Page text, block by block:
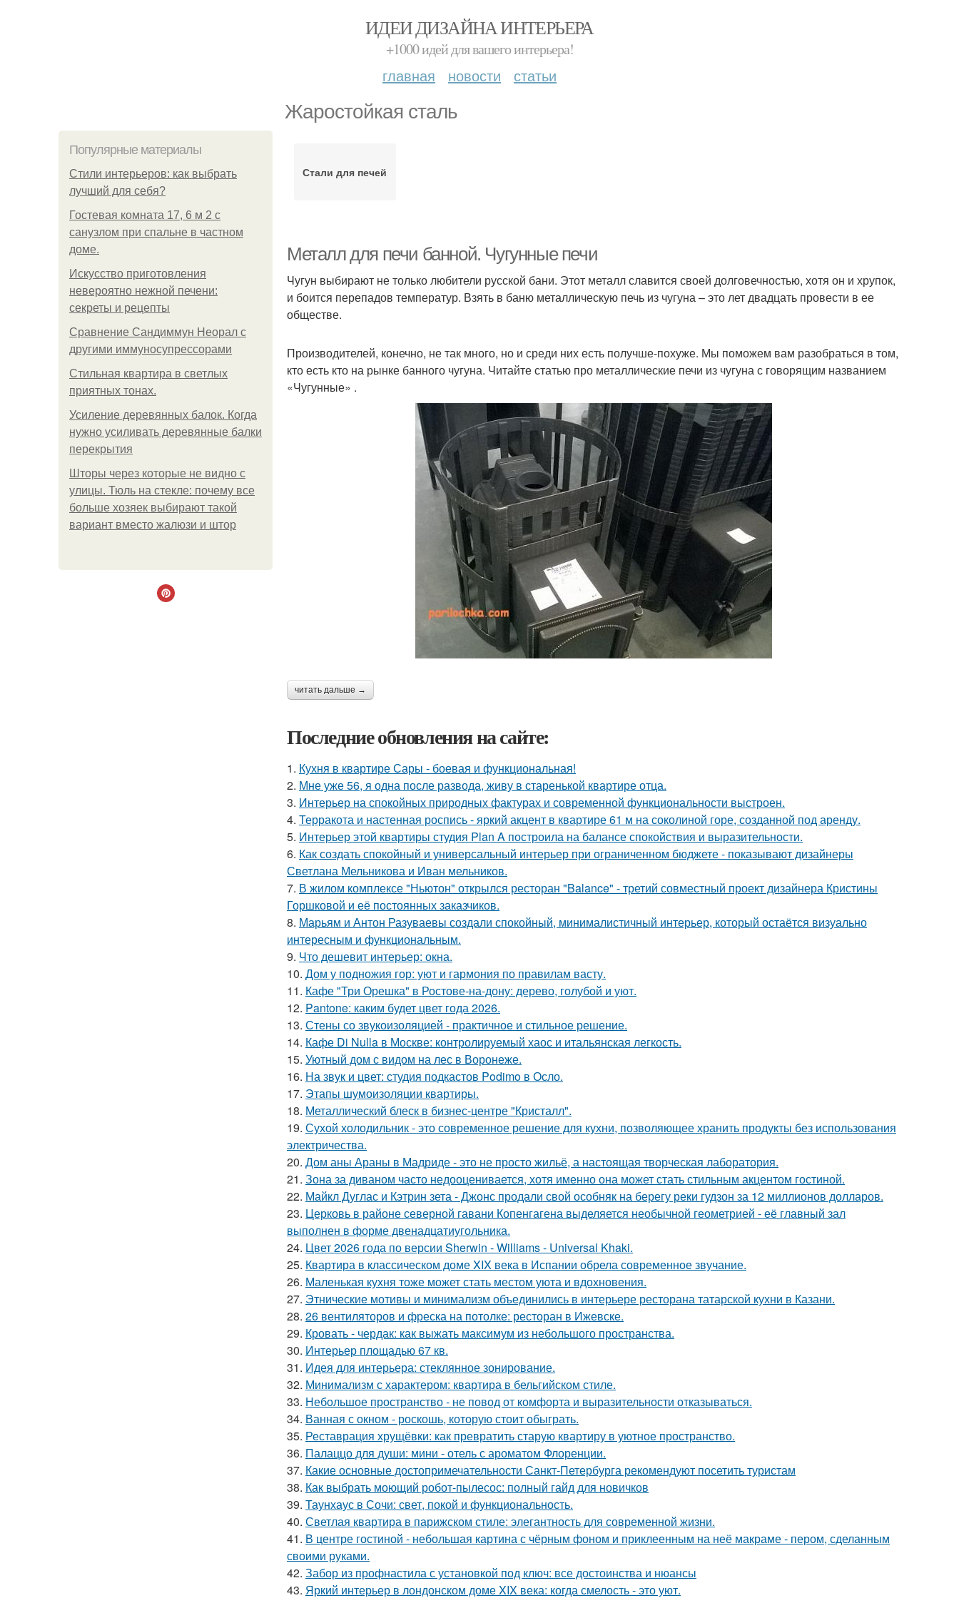
ИДЕИ ДИЗАЙНА ИНТЕРЬЕРА
+1000 идей для вашего интерьера!
главная новости статьи
Жаростойкая сталь
Популярные материалы
Стили интерьеров: как выбрать
лучший для себя?
Гостевая комната 17, 6 м 2 с
санузлом при спальне в частном
доме.
Искусство приготовления
невероятно нежной печени:
секреты и рецепты
Сравнение Сандиммун Неорал с
другими иммуносупрессорами
Стильная квартира в светлых
приятных тонах.
Усиление деревянных балок. Когда
нужно усиливать деревянные балки
перекрытия
Шторы через которые не видно с
улицы. Тюль на стекле: почему все
больше хозяек выбирают такой
вариант вместо жалюзи и штор
Стали для печей
Металл для печи банной. Чугунные печи
Чугун выбирают не только любители русской бани. Этот металл славится своей долговечностью, хотя он и хрупок,
и боится перепадов температур. Взять в баню металлическую печь из чугуна – это лет двадцать провести в ее
обществе.
Производителей, конечно, не так много, но и среди них есть получше-похуже. Мы поможем вам разобраться в том,
кто есть кто на рынке банного чугуна. Читайте статью про металлические печи из чугуна с говорящим названием
«Чугунные» .
читать дальше →
Последние обновления на сайте:
1. Кухня в квартире Сары - боевая и функциональная!
2. Мне уже 56, я одна после развода, живу в старенькой квартире отца.
3. Интерьер на спокойных природных фактурах и современной функциональности выстроен.
4. Терракота и настенная роспись - яркий акцент в квартире 61 м на соколиной горе, созданной под аренду.
5. Интерьер этой квартиры студия Plan A построила на балансе спокойствия и выразительности.
6. Как создать спокойный и универсальный интерьер при ограниченном бюджете - показывают дизайнеры
Светлана Мельникова и Иван мельников.
7. В жилом комплексе "Ньютон" открылся ресторан "Balance" - третий совместный проект дизайнера Кристины
Горшковой и её постоянных заказчиков.
8. Марьям и Антон Разуваевы создали спокойный, минималистичный интерьер, который остаётся визуально
интересным и функциональным.
9. Что дешевит интерьер: окна.
10. Дом у подножия гор: уют и гармония по правилам васту.
11. Кафе "Три Орешка" в Ростове-на-дону: дерево, голубой и уют.
12. Pantone: каким будет цвет года 2026.
13. Стены со звукоизоляцией - практичное и стильное решение.
14. Кафе Di Nulla в Москве: контролируемый хаос и итальянская легкость.
15. Уютный дом с видом на лес в Воронеже.
16. На звук и цвет: студия подкастов Podimo в Осло.
17. Этапы шумоизоляции квартиры.
18. Металлический блеск в бизнес-центре "Кристалл".
19. Сухой холодильник - это современное решение для кухни, позволяющее хранить продукты без использования
электричества.
20. Дом аны Араны в Мадриде - это не просто жильё, а настоящая творческая лаборатория.
21. Зона за диваном часто недооценивается, хотя именно она может стать стильным акцентом гостиной.
22. Майкл Дуглас и Кэтрин зета - Джонс продали свой особняк на берегу реки гудзон за 12 миллионов долларов.
23. Церковь в районе северной гавани Копенгагена выделяется необычной геометрией - её главный зал
выполнен в форме двенадцатиугольника.
24. Цвет 2026 года по версии Sherwin - Williams - Universal Khaki.
25. Квартира в классическом доме XIX века в Испании обрела современное звучание.
26. Маленькая кухня тоже может стать местом уюта и вдохновения.
27. Этнические мотивы и минимализм объединились в интерьере ресторана татарской кухни в Казани.
28. 26 вентиляторов и фреска на потолке: ресторан в Ижевске.
29. Кровать - чердак: как выжать максимум из небольшого пространства.
30. Интерьер площадью 67 кв.
31. Идея для интерьера: стеклянное зонирование.
32. Минимализм с характером: квартира в бельгийском стиле.
33. Небольшое пространство - не повод от комфорта и выразительности отказываться.
34. Ванная с окном - роскошь, которую стоит обыграть.
35. Реставрация хрущёвки: как превратить старую квартиру в уютное пространство.
36. Палаццо для души: мини - отель с ароматом Флоренции.
37. Какие основные достопримечательности Санкт-Петербурга рекомендуют посетить туристам
38. Как выбрать моющий робот-пылесос: полный гайд для новичков
39. Таунхаус в Сочи: свет, покой и функциональность.
40. Светлая квартира в парижском стиле: элегантность для современной жизни.
41. В центре гостиной - небольшая картина с чёрным фоном и приклеенным на неё макраме - пером, сделанным
своими руками.
42. Забор из профнастила с установкой под ключ: все достоинства и нюансы
43. Яркий интерьер в лондонском доме XIX века: когда смелость - это уют.